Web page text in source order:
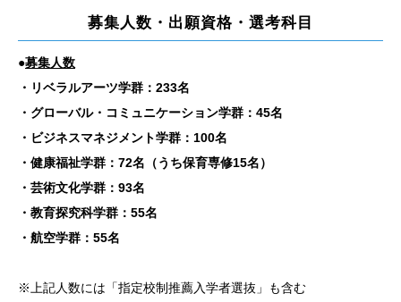
募集人数・出願資格・選考科目
●募集人数
・リベラルアーツ学群：233名
・グローバル・コミュニケーション学群：45名
・ビジネスマネジメント学群：100名
・健康福祉学群：72名（うち保育専修15名）
・芸術文化学群：93名
・教育探究科学群：55名
・航空学群：55名
※上記人数には「指定校制推薦入学者選抜」も含む